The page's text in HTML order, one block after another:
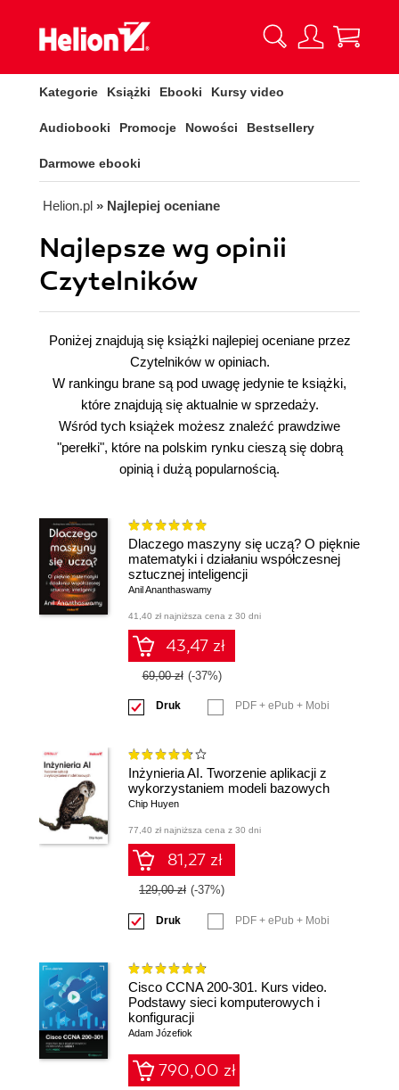
Kategorie Książki Ebooki Kursy video
Audiobooki Promocje Nowości Bestsellery
Darmowe ebooki
Helion.pl » Najlepiej oceniane
Najlepsze wg opinii
Czytelników
Poniżej znajdują się książki najlepiej oceniane przez
Czytelników w opiniach.
W rankingu brane są pod uwagę jedynie te książki,
które znajdują się aktualnie w sprzedaży.
Wśród tych książek możesz znaleźć prawdziwe
"perełki", które na polskim rynku cieszą się dobrą
opinią i dużą popularnością.
Dlaczego maszyny się uczą? O pięknie
matematyki i działaniu współczesnej
sztucznej inteligencji
Anil Ananthaswamy
41,40 zł najniższa cena z 30 dni
43,47 zł
69,00 zł (-37%)
Druk PDF + ePub + Mobi
Inżynieria AI. Tworzenie aplikacji z
wykorzystaniem modeli bazowych
Chip Huyen
77,40 zł najniższa cena z 30 dni
81,27 zł
129,00 zł (-37%)
Druk PDF + ePub + Mobi
Cisco CCNA 200-301. Kurs video.
Podstawy sieci komputerowych i
konfiguracji
Adam Józefiok
790,00 zł